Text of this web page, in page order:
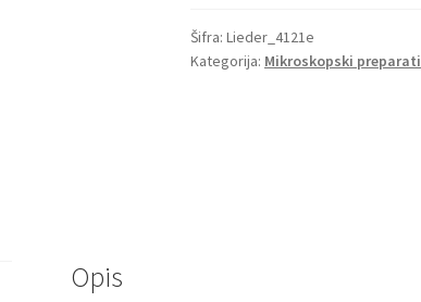
Šifra: Lieder_4121e
Kategorija: Mikroskopski preparati
Opis